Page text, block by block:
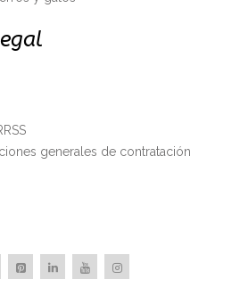
generales de contratación